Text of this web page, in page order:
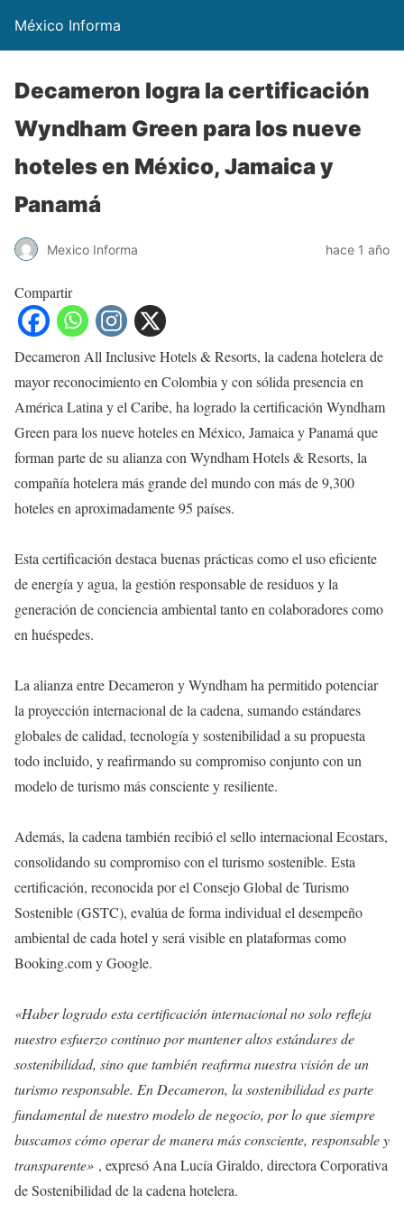
México Informa
Decameron logra la certificación
Wyndham Green para los nueve
hoteles en México, Jamaica y
Panamá
Mexico Informa hace 1 año
Compartir
Decameron All Inclusive Hotels & Resorts, la cadena hotelera de
mayor reconocimiento en Colombia y con sólida presencia en
América Latina y el Caribe, ha logrado la certificación Wyndham
Green para los nueve hoteles en México, Jamaica y Panamá que
forman parte de su alianza con Wyndham Hotels & Resorts, la
compañía hotelera más grande del mundo con más de 9,300
hoteles en aproximadamente 95 países.
Esta certificación destaca buenas prácticas como el uso eficiente
de energía y agua, la gestión responsable de residuos y la
generación de conciencia ambiental tanto en colaboradores como
en huéspedes.
La alianza entre Decameron y Wyndham ha permitido potenciar
la proyección internacional de la cadena, sumando estándares
globales de calidad, tecnología y sostenibilidad a su propuesta
todo incluido, y reafirmando su compromiso conjunto con un
modelo de turismo más consciente y resiliente.
Además, la cadena también recibió el sello internacional Ecostars,
consolidando su compromiso con el turismo sostenible. Esta
certificación, reconocida por el Consejo Global de Turismo
Sostenible (GSTC), evalúa de forma individual el desempeño
ambiental de cada hotel y será visible en plataformas como
Booking.com y Google.
«Haber logrado esta certificación internacional no solo refleja
nuestro esfuerzo continuo por mantener altos estándares de
sostenibilidad, sino que también reafirma nuestra visión de un
turismo responsable. En Decameron, la sostenibilidad es parte
fundamental de nuestro modelo de negocio, por lo que siempre
buscamos cómo operar de manera más consciente, responsable y
transparente» , expresó Ana Lucía Giraldo, directora Corporativa
de Sostenibilidad de la cadena hotelera.